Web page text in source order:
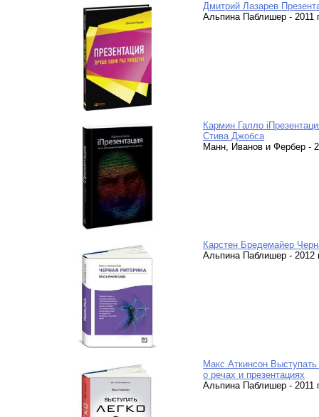
Дмитрий Лазарев
Альпина Паблишер - 2011
Кармин Галло
Стива Джобса
Манн, Иванов и Фербер -
Карстен Бредемайер
Альпина Паблишер - 2012
Макс Аткинсон
о речах и презентациях
Альпина Паблишер - 2011